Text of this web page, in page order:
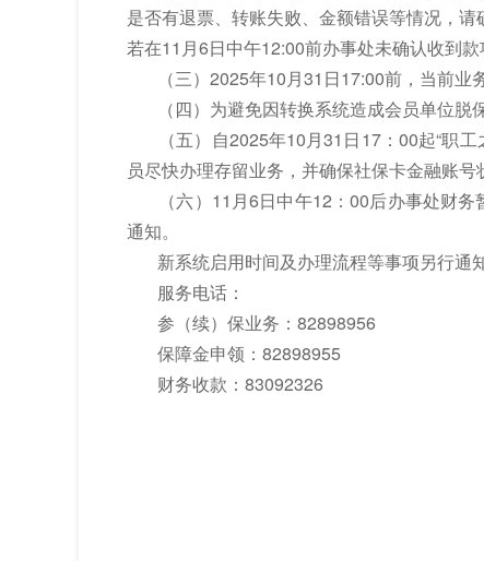
是否有退票、转账失败、金额错误等情况，请
若在11月6日中午12:00前办事处未确认收到
（三）2025年10月31日17:00前，当前业务
（四）为避免因转换系统造成会员单位脱
（五）自2025年10月31日17：00起“职工
员尽快办理存留业务，并确保社保卡金融账号
（六）11月6日中午12：00后办事处财务
通知。
新系统启用时间及办理流程等事项另行通知
服务电话：
参（续）保业务：82898956
保障金申领：82898955
财务收款：83092326